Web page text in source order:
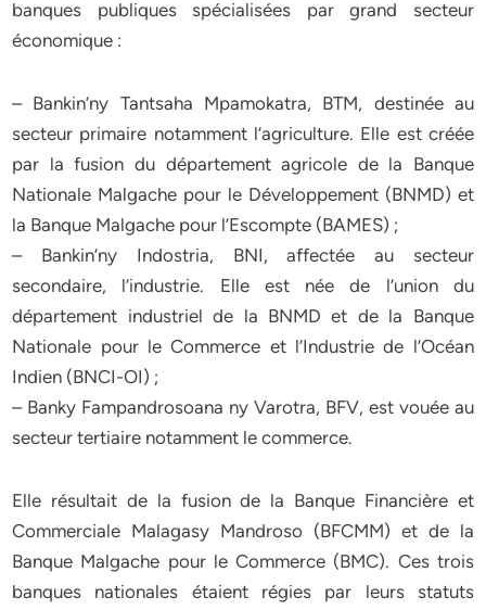
banques publiques spécialisées par grand secteur
économique :
– Bankin’ny Tantsaha Mpamokatra, BTM, destinée au
secteur primaire notamment l’agriculture. Elle est créée
par la fusion du département agricole de la Banque
Nationale Malgache pour le Développement (BNMD) et
la Banque Malgache pour l’Escompte (BAMES) ;
– Bankin’ny Indostria, BNI, affectée au secteur
secondaire, l’industrie. Elle est née de l’union du
département industriel de la BNMD et de la Banque
Nationale pour le Commerce et l’Industrie de l’Océan
Indien (BNCI-OI) ;
– Banky Fampandrosoana ny Varotra, BFV, est vouée au
secteur tertiaire notamment le commerce.
Elle résultait de la fusion de la Banque Financière et
Commerciale Malagasy Mandroso (BFCMM) et de la
Banque Malgache pour le Commerce (BMC). Ces trois
banques nationales étaient régies par leurs statuts